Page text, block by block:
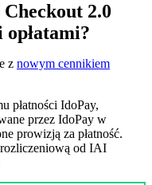
2.0
z nowym cennikiem
płatności IdoPay,
przez IdoPay w
prowizją za płatność.
od IAI